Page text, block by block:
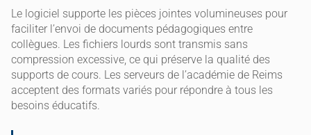
Le logiciel supporte les pièces jointes volumineuses pour
faciliter l’envoi de documents pédagogiques entre
collègues. Les fichiers lourds sont transmis sans
compression excessive, ce qui préserve la qualité des
supports de cours. Les serveurs de l’académie de Reims
acceptent des formats variés pour répondre à tous les
besoins éducatifs.